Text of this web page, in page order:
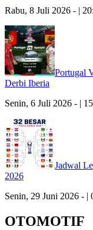
Rabu, 8 Juli 2026 - |
Portugal
Derbi Iberia
Senin, 6 Juli 2026 - |
Jadwal
2026
Senin, 29 Juni 2026 - |
OTOMOTIF